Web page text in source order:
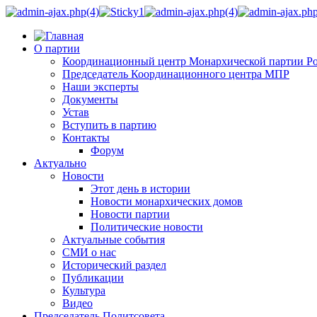
О партии
Координационный центр Монархической партии
Председатель Координационного центра МПР
Наши эксперты
Документы
Устав
Вступить в партию
Контакты
Форум
Актуально
Новости
Этот день в истории
Новости монархических домов
Новости партии
Политические новости
Актуальные события
СМИ о нас
Исторический раздел
Публикации
Культура
Видео